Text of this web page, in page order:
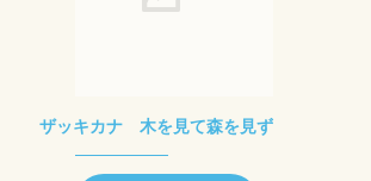
ザッキカナ 木を見て森を見ず